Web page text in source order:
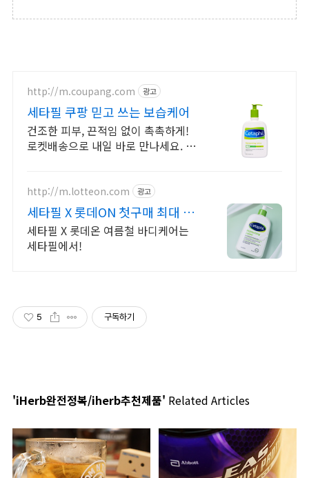
http://m.coupang.com 광고
세타필 쿠팡 믿고 쓰는 보습케어
건조한 피부, 끈적임 없이 촉촉하게!
로켓배송으로 내일 바로 만나세요. 온
http://m.lotteon.com 광고
세타필 X 롯데ON 첫구매 최대 5
천원 혜택!
세타필 X 롯데온 여름철 바디케어는
세타필에서!
5 구독하기
'iHerb완전정복/iherb추천제품' Related Articles